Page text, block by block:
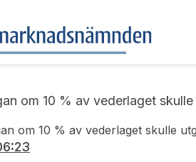
om 10 % av vederlaget
om 10 % av vederlaget skulle